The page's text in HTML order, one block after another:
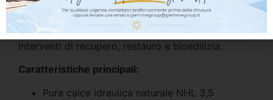
permeabilità al vapore, elevata compatibilità con
supporti tradizionali e prestazioni affidabili negli
interventi di recupero, restauro e bioedilizia.
Caratteristiche principali:
Pura calce idraulica naturale NHL 3,5